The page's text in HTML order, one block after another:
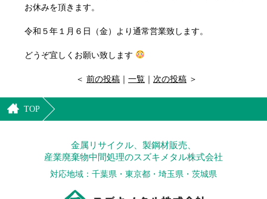
お休みを頂きます。
令和５年１月６日（金）より通常営業致します。
どうぞ宜しくお願い致します
＜ 前の投稿 一覧 次の投稿 ＞
TOP
金属リサイクル、製鋼材販売、
産業廃棄物中間処理のスズキメタル株式会社
対応地域：千葉県・東京都・埼玉県・茨城県